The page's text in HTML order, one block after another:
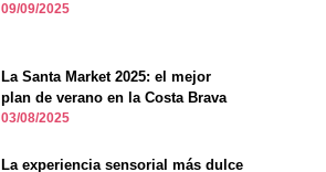
09/09/2025
La Santa Market 2025: el mejor
plan de verano en la Costa Brava
03/08/2025
La experiencia sensorial más dulce